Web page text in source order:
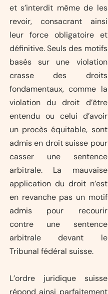
et s’interdit même de les
revoir, consacrant ainsi
leur force obligatoire et
définitive. Seuls des motifs
basés sur une violation
crasse des droits
fondamentaux, comme la
violation du droit d’être
entendu ou celui d’avoir
un procès équitable, sont
admis en droit suisse pour
casser une sentence
arbitrale. La mauvaise
application du droit n’est
en revanche pas un motif
admis pour recourir
contre une sentence
arbitrale devant le
Tribunal fédéral suisse.
L’ordre juridique suisse
répond ainsi parfaitement